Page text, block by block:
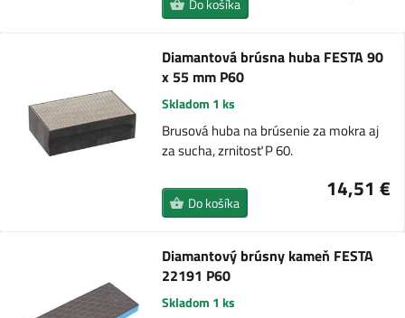
Do košíka
Diamantová brúsna huba FESTA 90
x 55 mm P60
Skladom 1 ks
Brusová huba na brúsenie za mokra aj
za sucha, zrnitosť P 60.
14,51 €
Do košíka
Diamantový brúsny kameň FESTA
22191 P60
Skladom 1 ks